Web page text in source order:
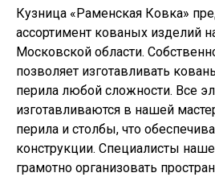
Кузница «Раменская Ковка»
ассортимент кованых изделий
Московской области.
позволяет изготавливать
перила любой сложности. Все
изготавливаются в нашей
перила и столбы, что
конструкции. Специалисты
грамотно организовать